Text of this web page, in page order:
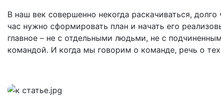
В наш век совершенно некогда раскачиваться,
час нужно сформировать план и начать его
главное – не с отдельными людьми, не с
командой. И когда мы говорим о команде, речь о